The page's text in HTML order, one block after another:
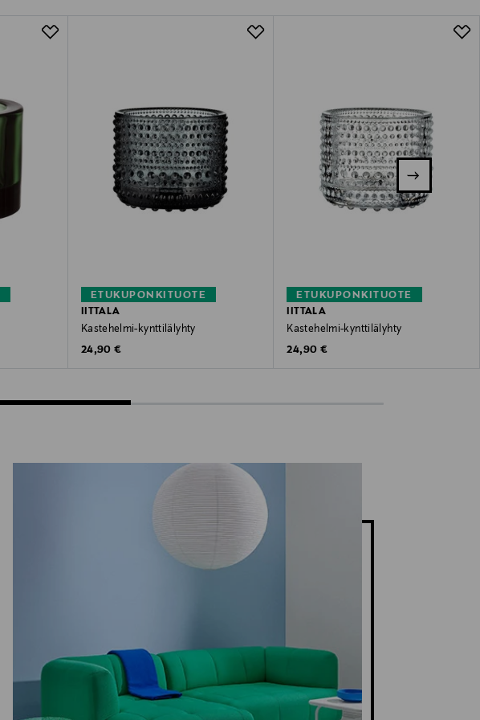
ETUKUPONKITUOTE
IITTALA
Kastehelmi-kynttilälyhty
Original Price
24,90 €
ETUKUPONKITUOTE
IITTALA
Kastehelmi-kynttilälyhty
Original Price
24,90 €